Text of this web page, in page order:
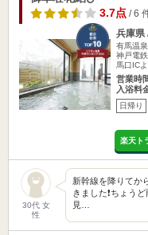
3.7点 / 6
兵庫県
有馬温
神戸電
馬口IC
営業時
入浴料
日帰り
楽天ト
30代 女
性
新幹線を降りてか
きました❗️ちょう
見…